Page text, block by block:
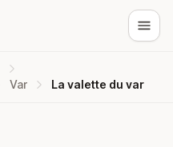
Var La valette du var